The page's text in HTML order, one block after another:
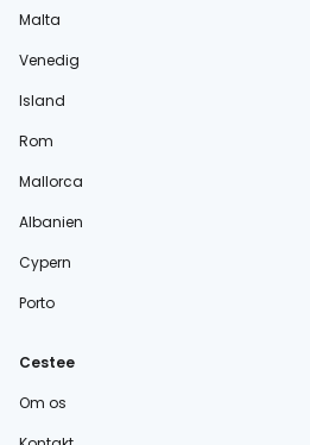
Malta
Venedig
Island
Rom
Mallorca
Albanien
Cypern
Porto
Cestee
Om os